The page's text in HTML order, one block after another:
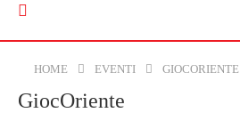
HOME EVENTI GIOCORIENTE
GiocOriente